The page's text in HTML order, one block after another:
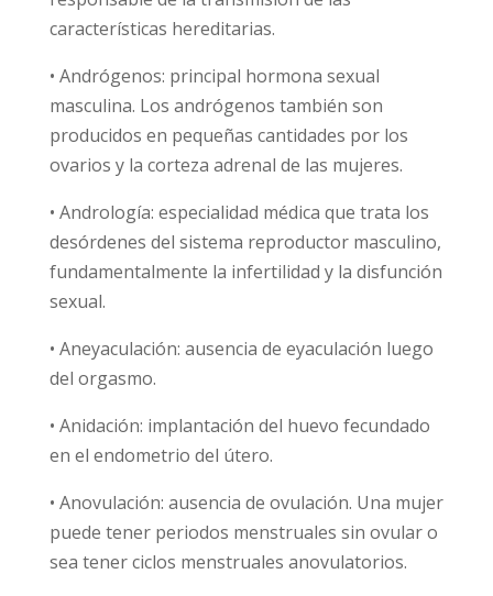
características hereditarias.
• Andrógenos: principal hormona sexual
masculina. Los andrógenos también son
producidos en pequeñas cantidades por los
ovarios y la corteza adrenal de las mujeres.
• Andrología: especialidad médica que trata los
desórdenes del sistema reproductor masculino,
fundamentalmente la infertilidad y la disfunción
sexual.
• Aneyaculación: ausencia de eyaculación luego
del orgasmo.
• Anidación: implantación del huevo fecundado
en el endometrio del útero.
• Anovulación: ausencia de ovulación. Una mujer
puede tener periodos menstruales sin ovular o
sea tener ciclos menstruales anovulatorios.